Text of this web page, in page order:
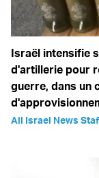
Israël intensifie
d'artillerie pour
guerre, dans un
All Israel News